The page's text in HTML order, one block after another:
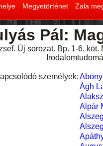
Megyetörténet Zala
Pál:
Új sorozat. Bp. 1-6.
személyek:
Ágh
Alpár